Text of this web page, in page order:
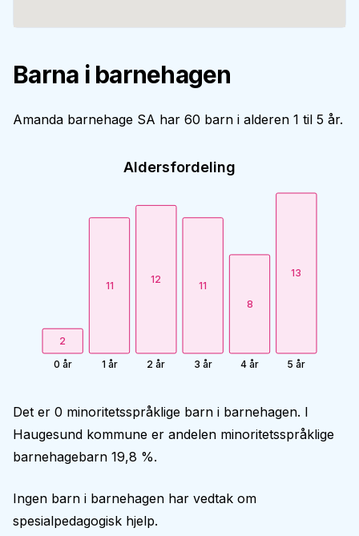
Barna i barnehagen
Amanda barnehage SA har 60 barn i alderen 1 til 5 år.
Aldersfordeling
2
0 år
11
1 år
12
2 år
11
3 år
8
4 år
13
5 år
Det er 0 minoritetsspråklige barn i barnehagen. I
Haugesund kommune er andelen minoritetsspråklige
barnehagebarn 19,8 %.
Ingen barn i barnehagen har vedtak om
spesialpedagogisk hjelp.